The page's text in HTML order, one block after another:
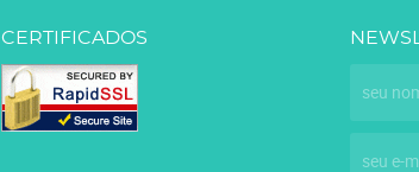
CERTIFICADOS